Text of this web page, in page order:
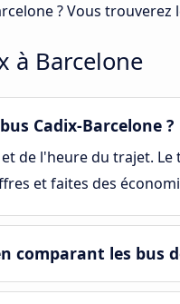
? Vous
à Barcelone
Cadix-Barcelone ?
de l'heure du trajet.
et faites des
comparant les bus